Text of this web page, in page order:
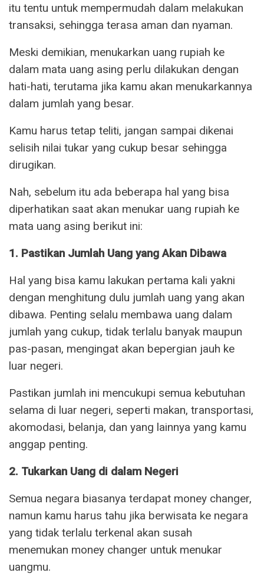
itu tentu untuk mempermudah dalam melakukan
transaksi, sehingga terasa aman dan nyaman.
Meski demikian, menukarkan uang rupiah ke
dalam mata uang asing perlu dilakukan dengan
hati-hati, terutama jika kamu akan menukarkannya
dalam jumlah yang besar.
Kamu harus tetap teliti, jangan sampai dikenai
selisih nilai tukar yang cukup besar sehingga
dirugikan.
Nah, sebelum itu ada beberapa hal yang bisa
diperhatikan saat akan menukar uang rupiah ke
mata uang asing berikut ini:
1. Pastikan Jumlah Uang yang Akan Dibawa
Hal yang bisa kamu lakukan pertama kali yakni
dengan menghitung dulu jumlah uang yang akan
dibawa. Penting selalu membawa uang dalam
jumlah yang cukup, tidak terlalu banyak maupun
pas-pasan, mengingat akan bepergian jauh ke
luar negeri.
Pastikan jumlah ini mencukupi semua kebutuhan
selama di luar negeri, seperti makan, transportasi,
akomodasi, belanja, dan yang lainnya yang kamu
anggap penting.
2. Tukarkan Uang di dalam Negeri
Semua negara biasanya terdapat money changer,
namun kamu harus tahu jika berwisata ke negara
yang tidak terlalu terkenal akan susah
menemukan money changer untuk menukar
uangmu.